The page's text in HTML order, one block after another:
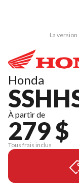
La version
Honda
À partir de
279 $
Tous frais inclus